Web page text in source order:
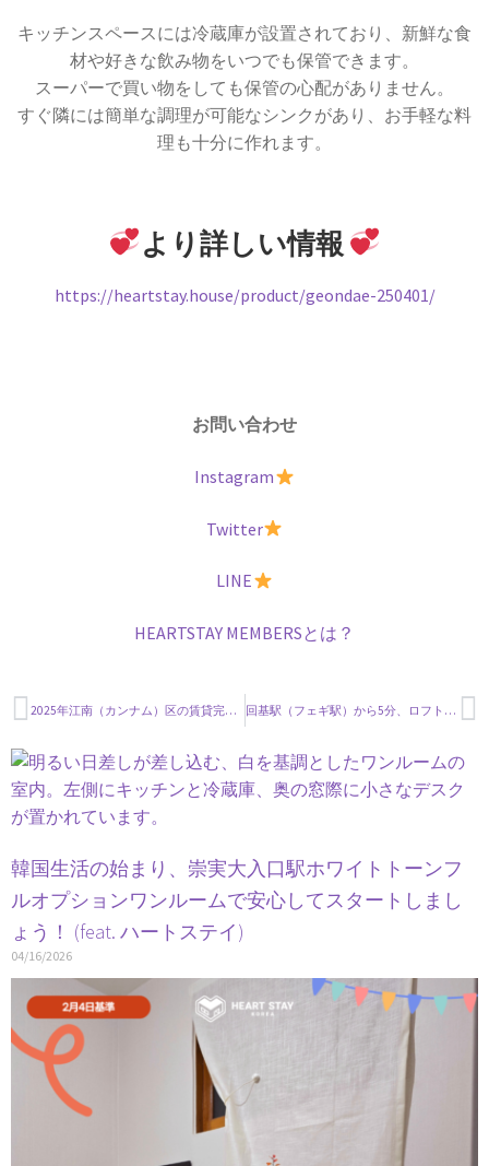
キッチンスペースには冷蔵庫が設置されており、新鮮な食
材や好きな飲み物をいつでも保管できます。
スーパーで買い物をしても保管の心配がありません。
すぐ隣には簡単な調理が可能なシンクがあり、お手軽な料
理も十分に作れます。
より詳しい情報
https://heartstay.house/product/geondae-250401/
お問い合わせ
Instagram
Twitter
LINE
HEARTSTAY MEMBERSとは？
2025年江南（カンナム）区の賃貸完全ガイド – ハートステイと一緒にチェックしよう！ 回基駅（フェギ駅）から5分、ロフト付きオフィステルで韓国生活をスタートしましょう！
韓国生活の始まり、崇実大入口駅ホワイトトーンフ
ルオプションワンルームで安心してスタートしまし
ょう！ (feat. ハートステイ)
04/16/2026